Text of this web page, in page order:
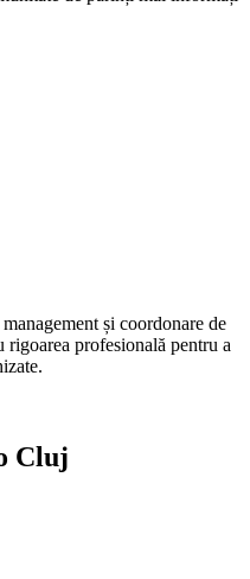
și coordonare de
profesională pentru a
Cluj